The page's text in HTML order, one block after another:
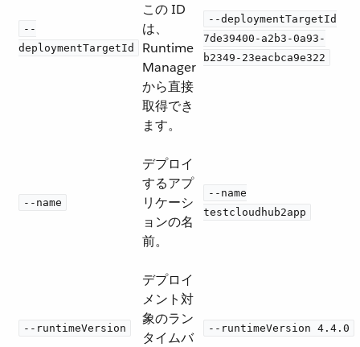
--
deploymentTargetId
この ID
は、
Runtime
Manager
から直接
取得でき
ます。
--deploymentTargetId
7de39400-a2b3-0a93-
b2349-23eacbca9e322
--name
デプロイ
するアプ
リケーシ
ョンの名
前。
--name
testcloudhub2app
--runtimeVersion
デプロイ
メント対
象のラン
タイムバ
--runtimeVersion 4.4.0